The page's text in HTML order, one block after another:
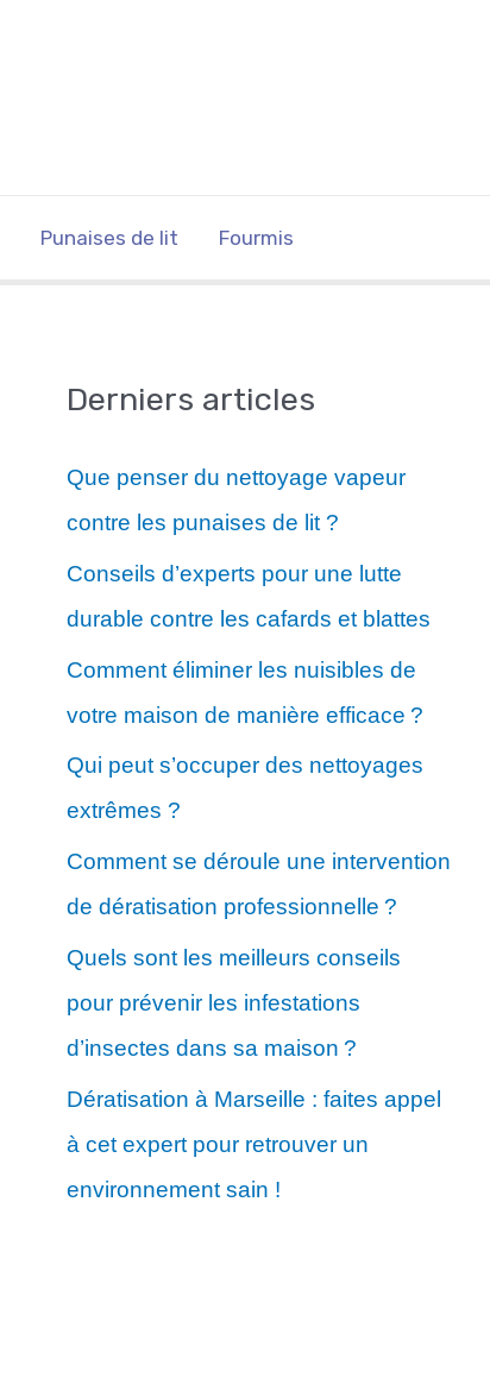
Punaises de lit Fourmis
Derniers articles
Que penser du nettoyage vapeur
contre les punaises de lit ?
Conseils d’experts pour une lutte
durable contre les cafards et blattes
Comment éliminer les nuisibles de
votre maison de manière efficace ?
Qui peut s’occuper des nettoyages
extrêmes ?
Comment se déroule une intervention
de dératisation professionnelle ?
Quels sont les meilleurs conseils
pour prévenir les infestations
d’insectes dans sa maison ?
Dératisation à Marseille : faites appel
à cet expert pour retrouver un
environnement sain !